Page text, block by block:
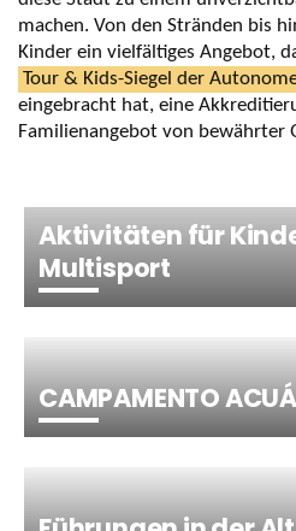
machen. Von den Stränden bis
Kinder ein vielfältiges Angebot,
Tour & Kids-Siegel der
eingebracht hat, eine
Familienangebot von bewährter
Aktivitäten für
Multisport
CAMPAMENTO